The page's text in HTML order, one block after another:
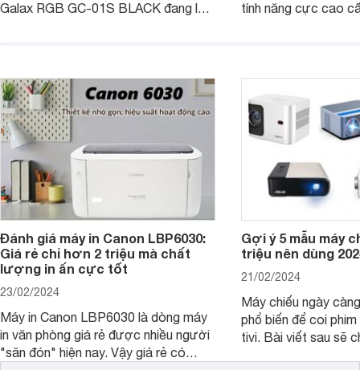
Galax RGB GC-01S BLACK đang là
tính năng cực cao
Đánh giá máy in Canon LBP6030:
Giá rẻ chỉ hơn 2 triệu mà chất
lượng in ấn cực tốt
23/02/2024
Máy in Canon LBP6030 là dòng máy
in văn phòng giá rẻ được nhiều người
"săn đón" hiện nay. Vậy giá rẻ có
Gợi ý 5 mẫu máy
triệu nên dùng
21/02/2024
Máy chiếu ngày
phổ biến để coi
tivi. Bài viết sau sẽ chia sẻ cho bạn 5